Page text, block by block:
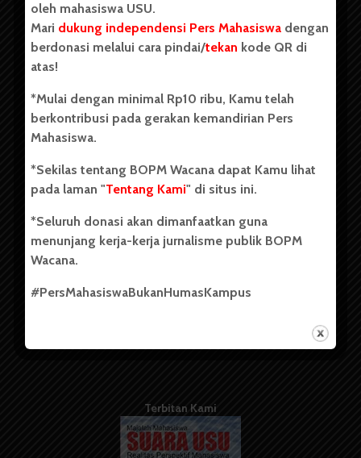
Badan Otonom Pers Mahasiswa (BOPM) Wacana merupakan
pers mahasiswa yang berdiri di luar kampus dan dikelola
secara mandiri oleh mahasiswa Universitas Sumatera Utara
(USU). Sebelumnya BOPM Wacana merupakan salah satu
Unit Kegiatan Mahasiswa (UKM) di Universitas Sumatera
berdiri pada 1 Juli 1995.
Tentang Kami
Info Iklan
Terbitan Kami
oleh mahasiswa USU.
Mari dukung independensi Pers Mahasiswa dengan
berdonasi melalui cara pindai/tekan kode QR di
atas!
*Mulai dengan minimal Rp10 ribu, Kamu telah
berkontribusi pada gerakan kemandirian Pers
Mahasiswa.
*Sekilas tentang BOPM Wacana dapat Kamu lihat
pada laman "Tentang Kami" di situs ini.
*Seluruh donasi akan dimanfaatkan guna
menunjang kerja-kerja jurnalisme publik BOPM
Wacana.
#PersMahasiswaBukanHumasKampus